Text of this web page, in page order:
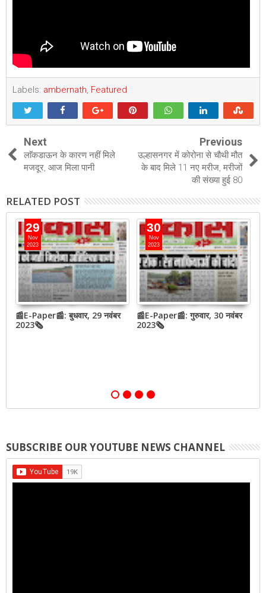
Labels: ambernath, Featured
Next
लाॅकडाऊन के कारण नहीं मिले
मजदूर, आज मिला पानी
Previous
उल्हासनगर में कोरोना से चौथी मौत
के बाद मिले 11 नए मरीज, मरीजों
की संख्या हुई 80
RELATED POST
29
Nov
2023
📰E-Paper📰: बुधवार, 29 नवंबर
2023🗞
30
Nov
2023
📰E-Paper📰: गुरुवार, 30 नवंबर
2023🗞
SUBSCRIBE OUR YOUTUBE NEWS CHANNEL